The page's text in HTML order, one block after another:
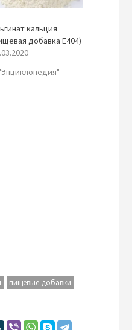
кальция
добавка Е404)
пищевые добавки